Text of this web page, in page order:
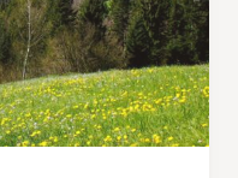
riesengrosses
Einsatz.